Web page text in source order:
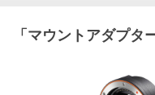
「 マウントアダプタ